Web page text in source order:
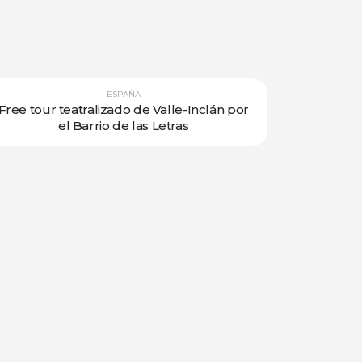
ESPAÑA
Free tour teatralizado de Valle-Inclán por
el Barrio de las Letras